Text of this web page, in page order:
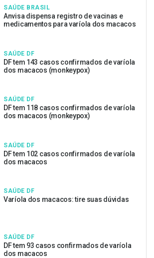
SAÚDE BRASIL
Anvisa dispensa registro de vacinas e
medicamentos para varíola dos macacos
SAÚDE DF
DF tem 143 casos confirmados de varíola
dos macacos (monkeypox)
SAÚDE DF
DF tem 118 casos confirmados de varíola
dos macacos (monkeypox)
SAÚDE DF
DF tem 102 casos confirmados de varíola
dos macacos
SAÚDE DF
Varíola dos macacos: tire suas dúvidas
SAÚDE DF
DF tem 93 casos confirmados de varíola
dos macacos